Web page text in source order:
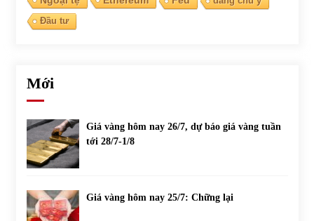
Đầu tư
Mới
Giá vàng hôm nay 26/7, dự báo giá vàng tuần
tới 28/7-1/8
Giá vàng hôm nay 25/7: Chững lại